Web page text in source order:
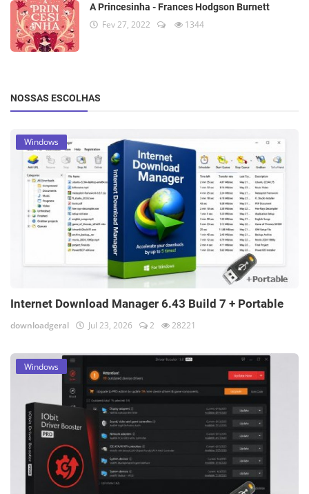
A Princesinha - Frances Hodgson Burnett
Fev 27, 2022 1344
NOSSAS ESCOLHAS
Windows
Internet Download Manager 6.43 Build 7 + Portable
downloadgeral Jul 23, 2026 2 28221
Windows